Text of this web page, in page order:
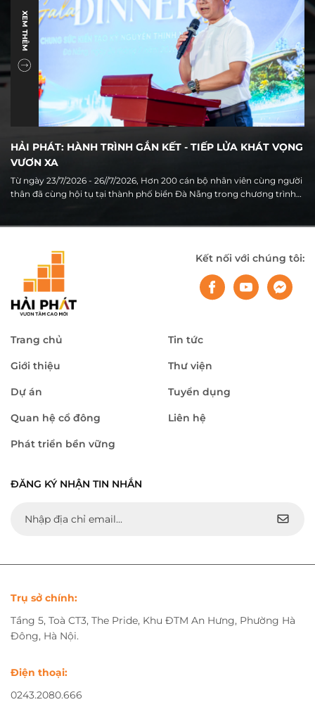
XEM THÊM
HẢI PHÁT: HÀNH TRÌNH GẮN KẾT - TIẾP LỬA KHÁT VỌNG
VƯƠN XA
Từ ngày 23/7/2026 - 26//7/2026, Hơn 200 cán bộ nhân viên cùng người
thân đã cùng hội tụ tại thành phố biển Đà Nẵng trong chương trình
năm và chuẩn bị cho giai đoạn tăng tốc của những tháng cuối năm.
Kết nối với chúng tôi:
Trang chủ
Giới thiệu
Dự án
Quan hệ cổ đông
Phát triển bền vững
Tin tức
Thư viện
Tuyển dụng
Liên hệ
ĐĂNG KÝ NHẬN TIN NHẮN
Trụ sở chính:
Tầng 5, Toà CT3, The Pride, Khu ĐTM An Hưng, Phường Hà
Đông, Hà Nội.
Điện thoại:
0243.2080.666